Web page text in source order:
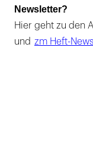
Newsletter?
Hier geht zu den
und zm Heft-